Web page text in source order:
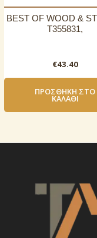
BEST OF WOOD &
T355831,
€43.40
ΠΡΟΣΘΉΚΗ ΣΤΟ
ΚΑΛΆΘΙ